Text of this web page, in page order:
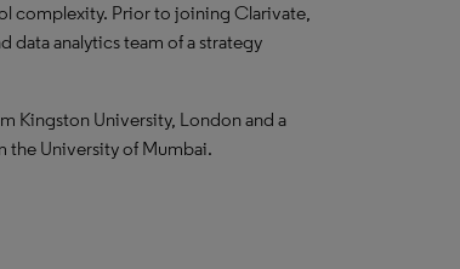
complexity. Prior to joining Clarivate,
data analytics team of a strategy
Kingston University, London and a
the University of Mumbai.​